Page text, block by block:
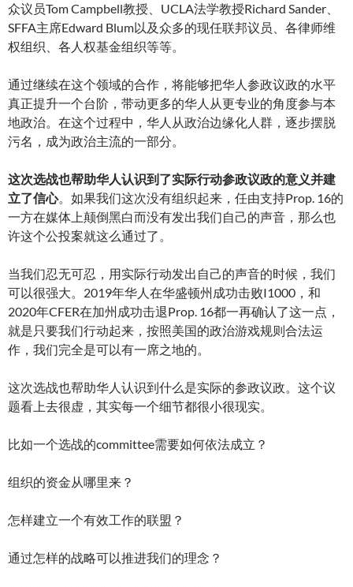
众议员Tom Campbell教授、UCLA法学教授Richard Sander、
SFFA主席Edward Blum以及众多的现任联邦议员、各律师维
权组织、各人权基金组织等等。
通过继续在这个领域的合作，将能够把华人参政议政的水平
真正提升一个台阶，带动更多的华人从更专业的角度参与本
地政治。在这个过程中，华人从政治边缘化人群，逐步摆脱
污名，成为政治主流的一部分。
这次选战也帮助华人认识到了实际行动参政议政的意义并建
立了信心。如果我们这次没有组织起来，任由支持Prop. 16的
一方在媒体上颠倒黑白而没有发出我们自己的声音，那么也
许这个公投案就这么通过了。
当我们忍无可忍，用实际行动发出自己的声音的时候，我们
可以很强大。2019年华人在华盛顿州成功击败I1000，和
2020年CFER在加州成功击退Prop. 16都一再确认了这一点，
就是只要我们行动起来，按照美国的政治游戏规则合法运
作，我们完全是可以有一席之地的。
这次选战也帮助华人认识到什么是实际的参政议政。这个议
题看上去很虚，其实每一个细节都很小很现实。
比如一个选战的committee需要如何依法成立？
组织的资金从哪里来？
怎样建立一个有效工作的联盟？
通过怎样的战略可以推进我们的理念？